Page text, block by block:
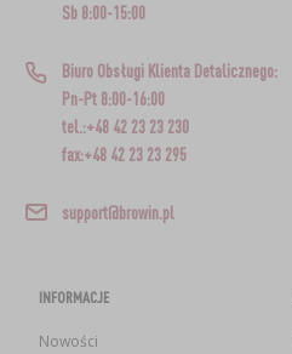
Sb 8:00-15:00
Biuro Obsługi Klienta Detalicznego:
Pn-Pt 8:00-16:00
tel.:+48 42 23 23 230
fax:+48 42 23 23 295
support@browin.pl
INFORMACJE
Nowości